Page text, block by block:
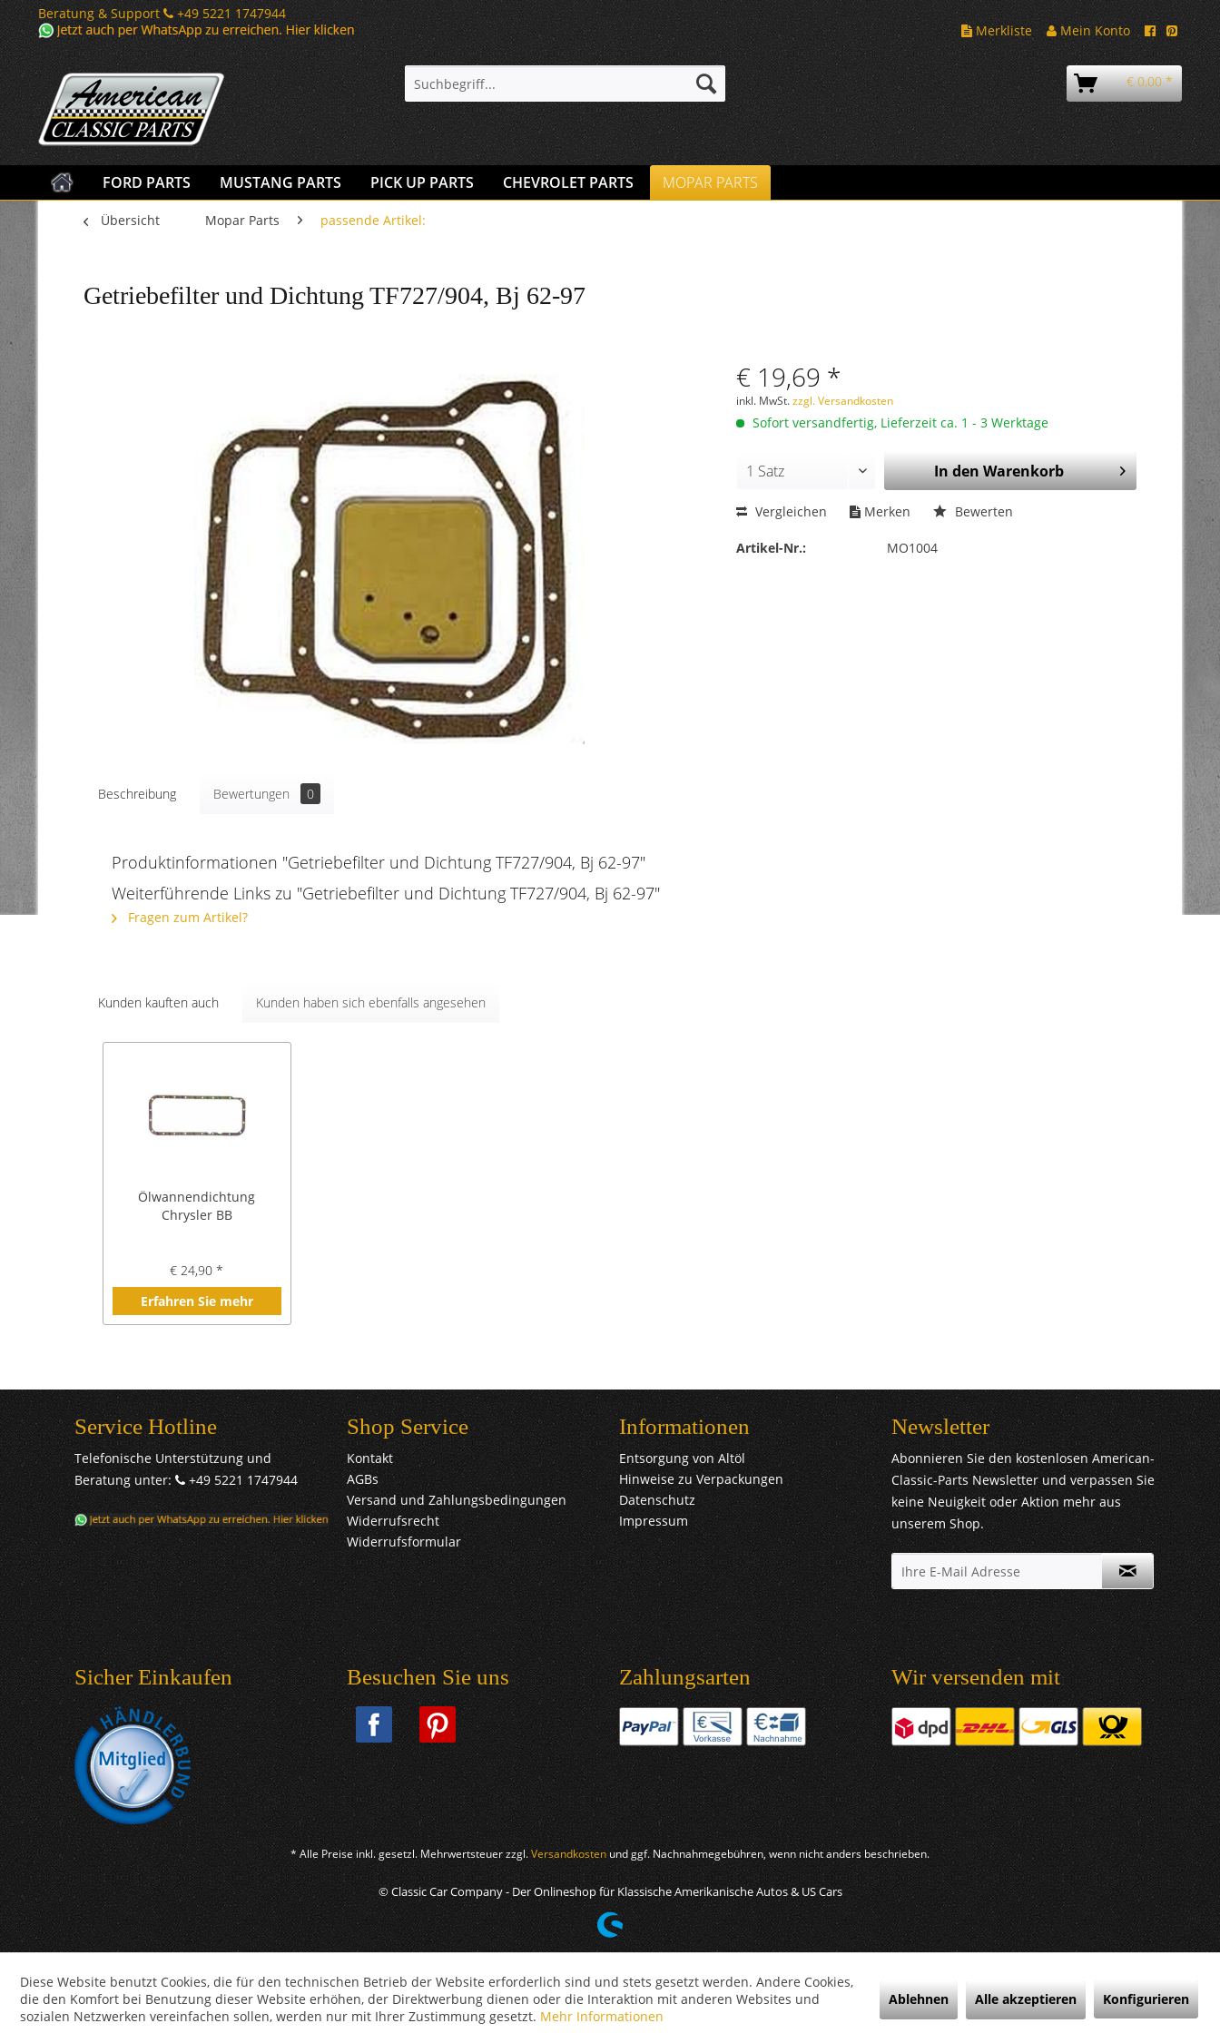
Beratung & Support
+49 5221 1747944
Merkliste
Mein Konto
€ 0,00 *
FORD PARTS MUSTANG PARTS PICK UP PARTS CHEVROLET PARTS MOPAR PARTS
Übersicht Mopar Parts passende Artikel:
Getriebefilter und Dichtung TF727/904, Bj 62-97
€ 19,69 *
inkl. MwSt.zzgl. Versandkosten
Sofort versandfertig, Lieferzeit ca. 1 - 3 Werktage
In denWarenkorb
Vergleichen Merken Bewerten
Artikel-Nr.: MO1004
Beschreibung Bewertungen 0
Produktinformationen "Getriebefilter und Dichtung TF727/904, Bj 62-97"
Weiterführende Links zu "Getriebefilter und Dichtung TF727/904, Bj 62-97"
Fragen zum Artikel?
Kunden kauften auch Kunden haben sich ebenfalls angesehen
Ölwannendichtung
Chrysler BB
€ 24,90 *
Erfahren Sie mehr
Service Hotline
Telefonische Unterstützung und
Beratung unter:
+49 5221 1747944
Shop Service
Kontakt
AGBs
Versand und Zahlungsbedingungen
Widerrufsrecht
Widerrufsformular
Informationen
Entsorgung von Altöl
Hinweise zu Verpackungen
Datenschutz
Impressum
Newsletter
Abonnieren Sie den kostenlosen American-
Classic-Parts Newsletter und verpassen Sie
keine Neuigkeit oder Aktion mehr aus
unserem Shop.
Sicher Einkaufen Besuchen Sie uns Zahlungsarten Wir versenden mit
* Alle Preise inkl. gesetzl. Mehrwertsteuer zzgl.Versandkostenund ggf. Nachnahmegebühren, wenn nicht anders beschrieben.
© Classic Car Company - Der Onlineshop für Klassische Amerikanische Autos & US Cars
Diese Website benutzt Cookies, die für den technischen Betrieb der Website erforderlich sind und stets gesetzt werden. Andere Cookies,
die den Komfort bei Benutzung dieser Website erhöhen, der Direktwerbung dienen oder die Interaktion mit anderen Websites und
sozialen Netzwerken vereinfachen sollen, werden nur mit Ihrer Zustimmung gesetzt. Mehr Informationen
Ablehnen Alle akzeptieren Konfigurieren